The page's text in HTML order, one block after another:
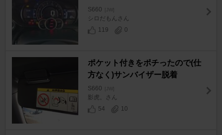
S660 [JW]
シロだもんさん
119
0
ポケット付きをポチったので(仕
方なく)サンバイザー脱着
S660 [JW]
影虎。さん
54
10